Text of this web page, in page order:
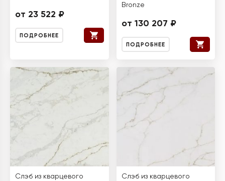
от 23 522 ₽
ПОДРОБНЕЕ
Bronze
от 130 207 ₽
ПОДРОБНЕЕ
Слэб из кварцевого
Слэб из кварцевого